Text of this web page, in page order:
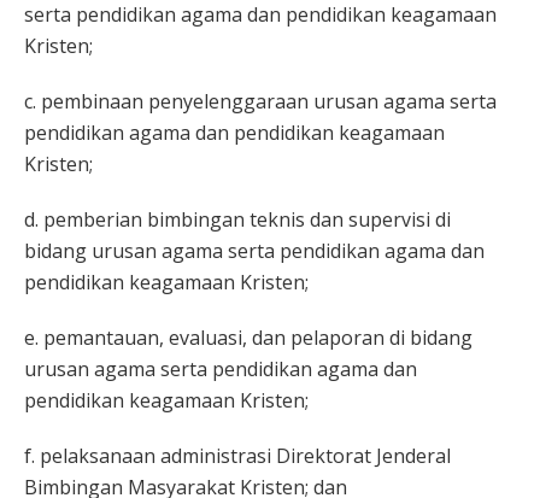
serta pendidikan agama dan pendidikan keagamaan
Kristen;
c. pembinaan penyelenggaraan urusan agama serta
pendidikan agama dan pendidikan keagamaan
Kristen;
d. pemberian bimbingan teknis dan supervisi di
bidang urusan agama serta pendidikan agama dan
pendidikan keagamaan Kristen;
e. pemantauan, evaluasi, dan pelaporan di bidang
urusan agama serta pendidikan agama dan
pendidikan keagamaan Kristen;
f. pelaksanaan administrasi Direktorat Jenderal
Bimbingan Masyarakat Kristen; dan